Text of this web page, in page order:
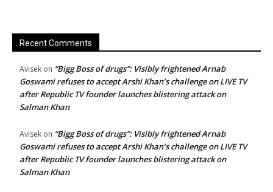
Recent Comments
Avisek on “Bigg Boss of drugs”: Visibly frightened Arnab
Goswami refuses to accept Arshi Khan’s challenge on LIVE TV
after Republic TV founder launches blistering attack on
Salman Khan
Avisek on “Bigg Boss of drugs”: Visibly frightened Arnab
Goswami refuses to accept Arshi Khan’s challenge on LIVE TV
after Republic TV founder launches blistering attack on
Salman Khan